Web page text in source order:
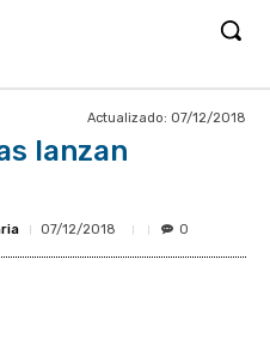
Actualizado: 07/12/2018
lanzan
07/12/2018 0